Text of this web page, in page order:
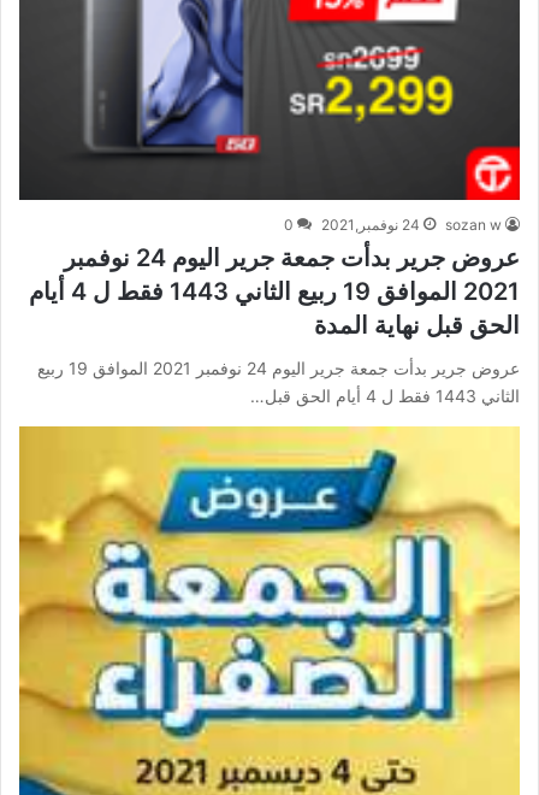
sozan w 24 نوفمبر,2021 0
عروض جرير بدأت جمعة جرير اليوم 24 نوفمبر
2021 الموافق 19 ربيع الثاني 1443 فقط ل 4 أيام
الحق قبل نهاية المدة
عروض جرير بدأت جمعة جرير اليوم 24 نوفمبر 2021 الموافق 19 ربيع
الثاني 1443 فقط ل 4 أيام الحق قبل…